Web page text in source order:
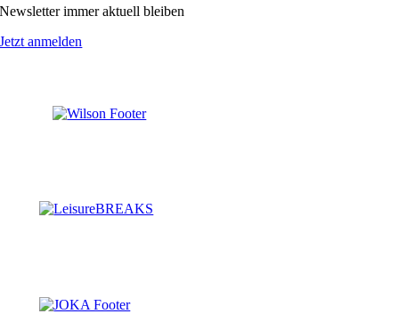
Newsletter immer aktuell bleiben
Jetzt anmelden